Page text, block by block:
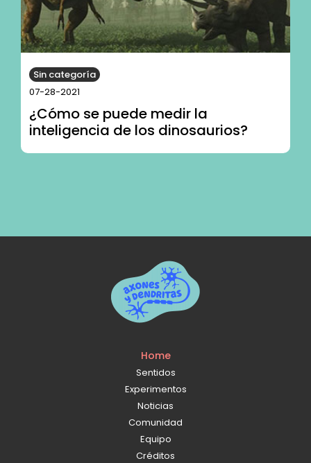
Sin categoría
07-28-2021
¿Cómo se puede medir la
inteligencia de los dinosaurios?
Home
Sentidos
Experimentos
Noticias
Comunidad
Equipo
Créditos